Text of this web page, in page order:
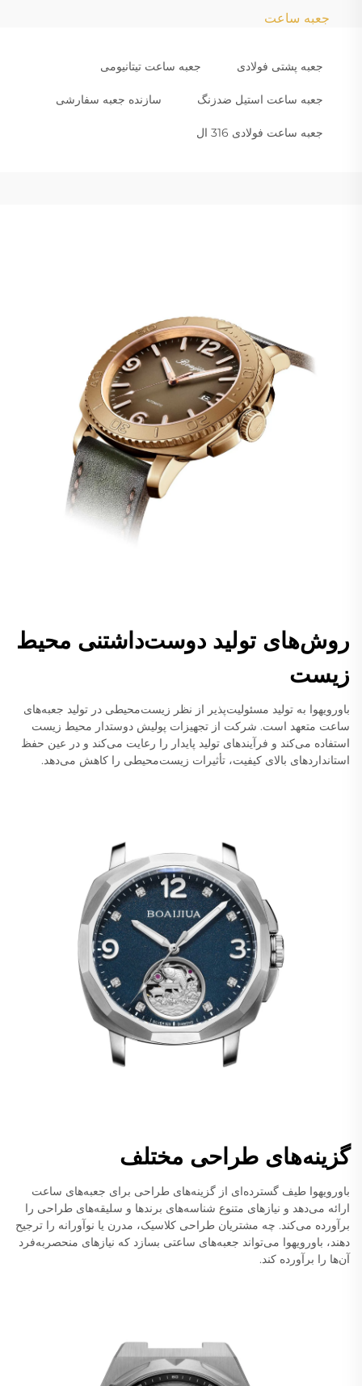
جعبه ساعت
جعبه پشتی فولادی جعبه ساعت تیتانیومی
جعبه ساعت استیل ضدزنگ سازنده جعبه سفارشی
جعبه ساعت فولادی 316 ال
روش‌های تولید دوست‌داشتنی محیط
زیست
باورویهوا به تولید مسئولیت‌پذیر از نظر زیست‌محیطی در تولید جعبه‌های
ساعت متعهد است. شرکت از تجهیزات پولیش دوستدار محیط زیست
استفاده می‌کند و فرآیندهای تولید پایدار را رعایت می‌کند و در عین حفظ
استانداردهای بالای کیفیت، تأثیرات زیست‌محیطی را کاهش می‌دهد.
گزینه‌های طراحی مختلف
باورویهوا طیف گسترده‌ای از گزینه‌های طراحی برای جعبه‌های ساعت
ارائه می‌دهد و نیازهای متنوع شناسه‌های برندها و سلیقه‌های طراحی را
برآورده می‌کند. چه مشتریان طراحی کلاسیک، مدرن یا نوآورانه را ترجیح
دهند، باورویهوا می‌تواند جعبه‌های ساعتی بسازد که نیازهای منحصربه‌فرد
آن‌ها را برآورده کند.